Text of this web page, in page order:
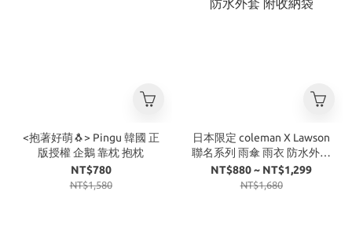
<抱著好萌🐧> Pingu 韓國 正
版授權 企鵝 靠枕 抱枕
NT$780
NT$1,580
日本限定 coleman X Lawson
聯名系列 雨傘 雨衣 防水外套
附收納袋
NT$880 ~ NT$1,299
NT$1,680